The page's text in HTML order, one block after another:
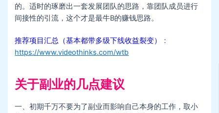
的。适时的琢磨出一套发展团队的思路，靠团队成员进行
间接性的引流，这个才是最牛B的赚钱思路。
推荐项目汇总（基本都带多级下线收益裂变）
：
https://www.videothinks.com/wtb
关于副业的几点建议
一、初期千万不要为了副业而影响自己本身的工作，取小